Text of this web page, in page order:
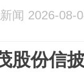
闻 2026-08-
股份信